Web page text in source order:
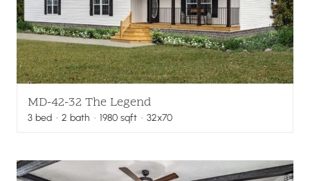
MD-42-32 The Legend
3 bed · 2 bath · 1980 sqft· 32x70